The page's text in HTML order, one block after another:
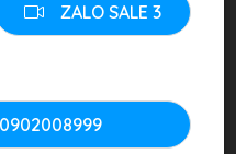
ZALO SALE 3
0902008999